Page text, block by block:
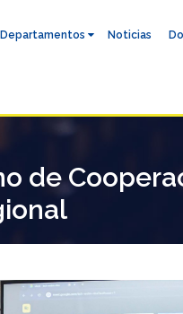
Departamentos Noticias
de